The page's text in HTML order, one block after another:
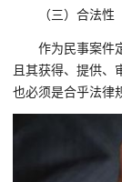
（三）合法性
作为民事案件定
且其获得、提供、
也必须是合乎法律